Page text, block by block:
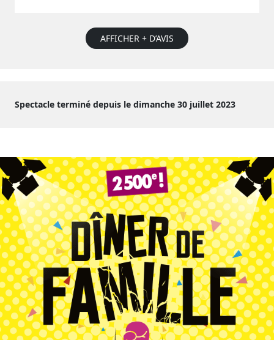
AFFICHER + D’AVIS
Spectacle terminé depuis le dimanche 30 juillet 2023